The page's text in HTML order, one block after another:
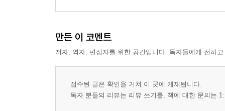
만든 이 코멘트
저자, 역자, 편집자를 위한 공간입니다. 독자들에게 전하
접수된 글은 확인을 거쳐 이 곳에 게재됩니다.
독자 분들의 리뷰는 리뷰 쓰기를, 책에 대한 문의는